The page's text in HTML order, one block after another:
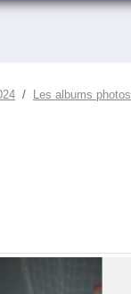
Les albums photos